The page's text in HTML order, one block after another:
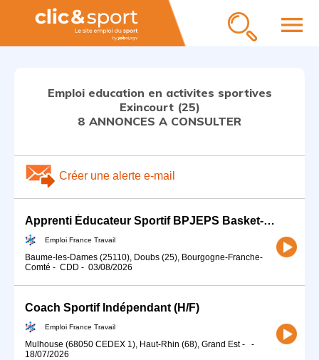
menu
Emploi education en activites sportives
Exincourt (25)
8 ANNONCES A CONSULTER
Créer une alerte e-mail
Apprenti Éducateur Sportif BPJEPS Basket-Ball (H/F)
Emploi France Travail
Baume-les-Dames (25110), Doubs (25), Bourgogne-Franche-
Comté - CDD - 03/08/2026
Coach Sportif Indépendant (H/F)
Emploi France Travail
Mulhouse (68050 CEDEX 1), Haut-Rhin (68), Grand Est-
-
18/07/2026